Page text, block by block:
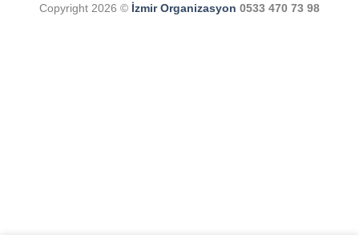
Copyright 2026 © İzmir Organizasyon 0533 470 73 98